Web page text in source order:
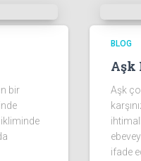
bir
ikliminde
BLOG
Aşk
Aşk
ifade